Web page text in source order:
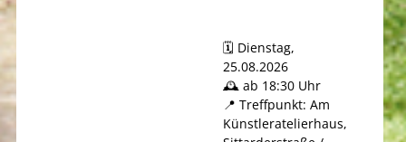
🗓️ Dienstag,
25.08.2026
🕰️ ab 18:30 Uhr
📍 Treffpunkt: Am
Künstleratelierhaus,